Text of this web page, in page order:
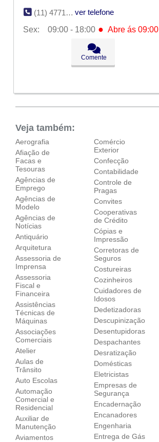
(11) 4771-8339
ver telefone
Sex:
09:00 - 18:00 ● Abre ás 09:00
09:00 - 18:00
09:00 - 18:00
09:00 - 18:00
Comente
Veja também:
Aerografia
Afiação de
Facas e
Tesouras
Agências de
Emprego
Agências de
Modelo
Agências de
Notícias
Antiquário
Arquitetura
Assessoria de
Imprensa
Assessoria
Fiscal e
Financeira
Assistências
Técnicas de
Máquinas
Associações
Comerciais
Atelier
Aulas de
Trânsito
Auto Escolas
Automação
Comercial e
Residencial
Auxiliar de
Manutenção
Aviamentos
Comércio
Exterior
Confecção
Contabilidade
Controle de
Pragas
Convites
Cooperativas
de Crédito
Cópias e
Impressão
Corretoras de
Seguros
Costureiras
Cozinheiros
Cuidadores de
Idosos
Dedetizadoras
Descupinização
Desentupidoras
Despachantes
Desratização
Domésticas
Eletricistas
Empresas de
Segurança
Encadernação
Encanadores
Engenharia
Entrega de Gás